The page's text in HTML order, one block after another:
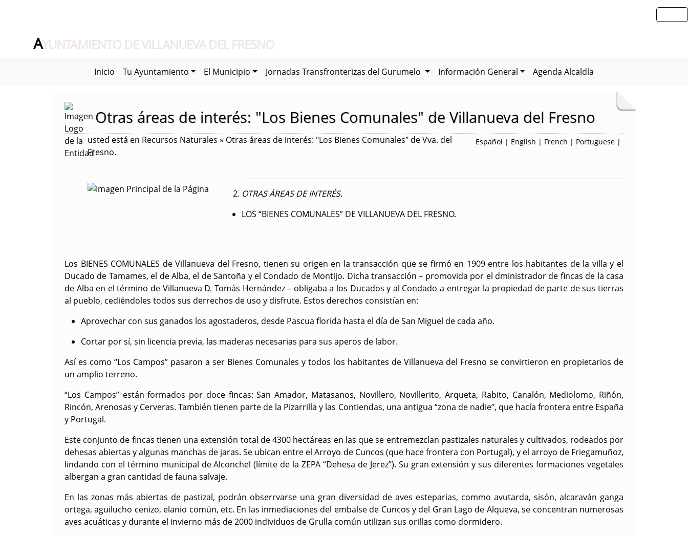
AYUNTAMIENTO DE VILLANUEVA DEL FRESNO
Inicio Tu Ayuntamiento El Municipio Jornadas Transfronterizas del Gurumelo Información General Agenda Alcaldía
Otras áreas de interés: "Los Bienes Comunales" de Villanueva del Fresno
Español | English | French | Portuguese |
usted está en Recursos Naturales » Otras áreas de interés: "Los Bienes Comunales" de Vva. del
Fresno.
OTRAS ÁREAS DE INTERÉS.
LOS “BIENES COMUNALES” DE VILLANUEVA DEL FRESNO.
Los BIENES COMUNALES de Villanueva del Fresno, tienen su origen en la transacción que se firmó en 1909 entre los habitantes de la villa y el
Ducado de Tamames, el de Alba, el de Santoña y el Condado de Montijo. Dicha transacción – promovida por el dministrador de fincas de la casa
de Alba en el término de Villanueva D. Tomás Hernández – obligaba a los Ducados y al Condado a entregar la propiedad de parte de sus tierras
al pueblo, cediéndoles todos sus derrechos de uso y disfrute. Estos derechos consistían en:
Aprovechar con sus ganados los agostaderos, desde Pascua florida hasta el día de San Miguel de cada año.
Cortar por sí, sin licencia previa, las maderas necesarias para sus aperos de labor.
Así es como “Los Campos” pasaron a ser Bienes Comunales y todos los habitantes de Villanueva del Fresno se convirtieron en propietarios de
un amplio terreno.
“Los Campos” están formados por doce fincas: San Amador, Matasanos, Novillero, Novillerito, Arqueta, Rabito, Canalón, Mediolomo, Riñón,
Rincón, Arenosas y Cerveras. También tienen parte de la Pizarrilla y las Contiendas, una antigua “zona de nadie”, que hacía frontera entre España
y Portugal.
Este conjunto de fincas tienen una extensión total de 4300 hectáreas en las que se entremezclan pastizales naturales y cultivados, rodeados por
dehesas abiertas y algunas manchas de jaras. Se ubican entre el Arroyo de Cuncos (que hace frontera con Portugal), y el arroyo de Friegamuñoz,
lindando con el término municipal de Alconchel (límite de la ZEPA “Dehesa de Jerez”). Su gran extensión y sus diferentes formaciones vegetales
albergan a gran cantidad de fauna salvaje.
En las zonas más abiertas de pastizal, podrán obserrvarse una gran diversidad de aves esteparias, commo avutarda, sisón, alcaraván ganga
ortega, aguilucho cenizo, elanio común, etc. En las inmediaciones del embalse de Cuncos y del Gran Lago de Alqueva, se concentran numerosas
aves acuáticas y durante el invierno más de 2000 individuos de Grulla común utilizan sus orillas como dormidero.